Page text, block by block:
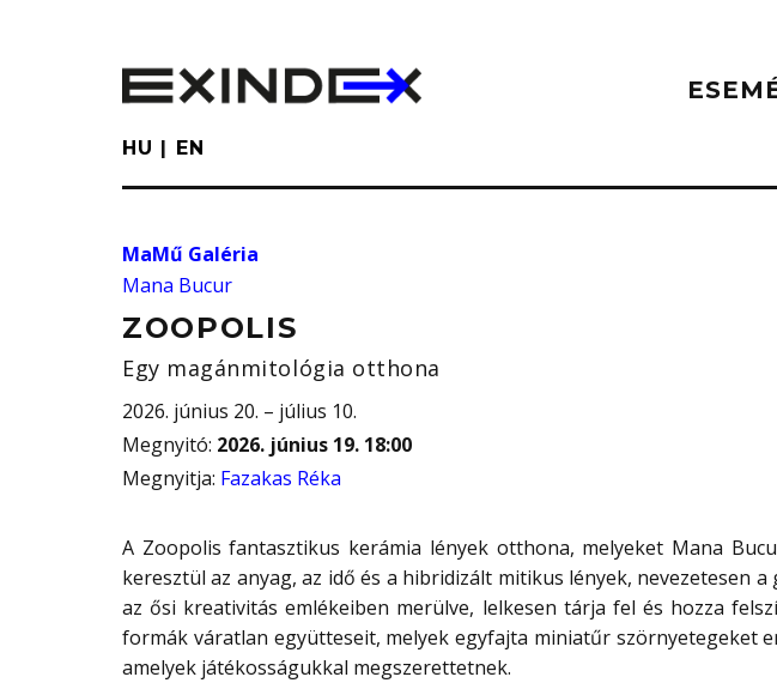
HU EN
MaMű Galéria
Mana Bucur
ZOOPOLIS
Egy magánmitológia otthona
2026. június 20. – július 10.
Megnyitó: 2026. június 19. 18:00
Megnyitja: Fazakas Réka
A Zoopolis fantasztikus kerámia lények otthona, melyeket Mana
keresztül az anyag, az idő és a hibridizált mitikus lények, nevezetesen
az ősi kreativitás emlékeiben merülve, lelkesen tárja fel és hozza
formák váratlan együtteseit, melyek egyfajta miniatűr szörnyetegeket
amelyek játékosságukkal megszerettetnek.